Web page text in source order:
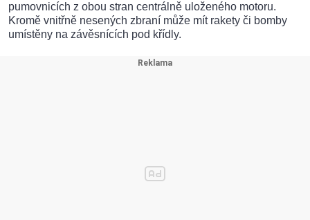
pumovnicích z obou stran centrálně uloženého motoru.
Kromě vnitřně nesených zbraní může mít rakety či bomby
umístěny na závěsnících pod křídly.